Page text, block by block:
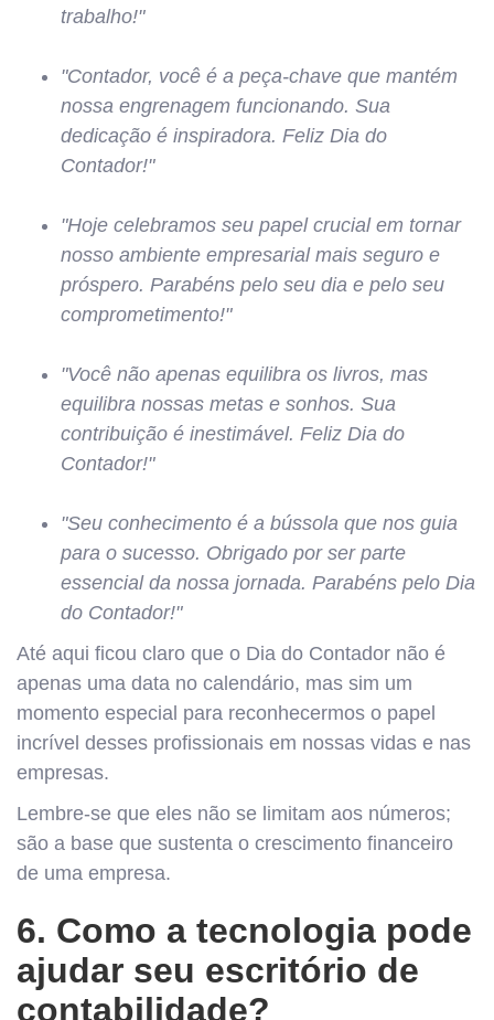
trabalho!"
"Contador, você é a peça-chave que mantém
nossa engrenagem funcionando. Sua
dedicação é inspiradora. Feliz Dia do
Contador!"
"Hoje celebramos seu papel crucial em tornar
nosso ambiente empresarial mais seguro e
próspero. Parabéns pelo seu dia e pelo seu
comprometimento!"
"Você não apenas equilibra os livros, mas
equilibra nossas metas e sonhos. Sua
contribuição é inestimável. Feliz Dia do
Contador!"
"Seu conhecimento é a bússola que nos guia
para o sucesso. Obrigado por ser parte
essencial da nossa jornada. Parabéns pelo Dia
do Contador!"
Até aqui ficou claro que o Dia do Contador não é
apenas uma data no calendário, mas sim um
momento especial para reconhecermos o papel
incrível desses profissionais em nossas vidas e nas
empresas.
Lembre-se que eles não se limitam aos números;
são a base que sustenta o crescimento financeiro
de uma empresa.
6. Como a tecnologia pode
ajudar seu escritório de
contabilidade?